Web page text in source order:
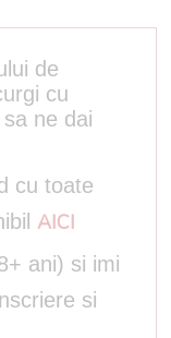
de
cu
ne dai
cu toate
AICI
ani) si imi
si